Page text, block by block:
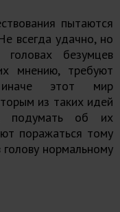
пытаются
всегда удачно, но
безумцев
мнению, требуют
иначе этот мир
из таких идей
подумать об их
поражаться тому
нормальному